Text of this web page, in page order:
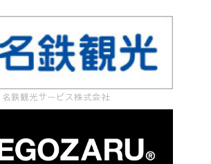
名鉄観光サービス株式会社